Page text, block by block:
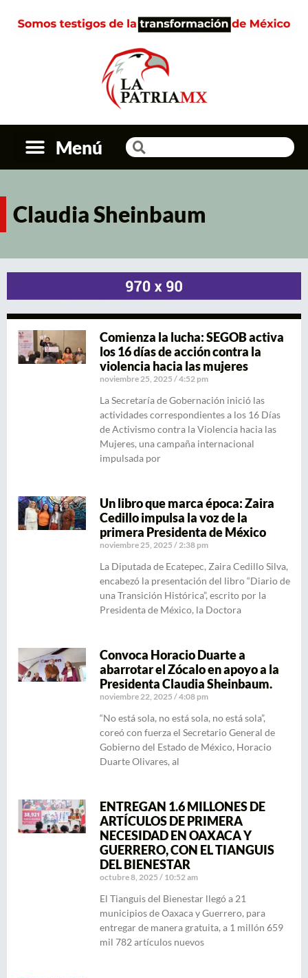
Menú
Claudia Sheinbaum
Comienza la lucha: SEGOB activa
los 16 días de acción contra la
violencia hacia las mujeres
noviembre 25, 2025 4:52 pm
La Secretaría de Gobernación inició las
actividades correspondientes a los 16 Días
de Activismo contra la Violencia hacia las
Mujeres, una campaña internacional
impulsada por
Un libro que marca época: Zaira
Cedillo impulsa la voz de la
primera Presidenta de México
noviembre 25, 2025 2:38 pm
La Diputada de Ecatepec, Zaira Cedillo Silva,
encabezó la presentación del libro “Diario de
una Transición Histórica”, escrito por la
Presidenta de México, la Doctora
Convoca Horacio Duarte a
abarrotar el Zócalo en apoyo a la
Presidenta Claudia Sheinbaum.
noviembre 22, 2025 4:08 pm
“No está sola, no está sola, no está sola”,
coreó con fuerza el Secretario General de
Gobierno del Estado de México, Horacio
Duarte Olivares, al
ENTREGAN 1.6 MILLONES DE
ARTÍCULOS DE PRIMERA
NECESIDAD EN OAXACA Y
GUERRERO, CON EL TIANGUIS
DEL BIENESTAR
octubre 8, 2025 10:52 am
El Tianguis del Bienestar llegó a 21
municipios de Oaxaca y Guerrero, para
entregar de manera gratuita, a 1 millón 659
mil 782 artículos nuevos